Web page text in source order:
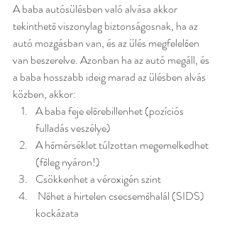
A baba autósülésben való alvása akkor
tekinthető viszonylag biztonságosnak, ha az
autó mozgásban van, és az ülés megfelelően
van beszerelve. Azonban ha az autó megáll, és
a baba hosszabb ideig marad az ülésben alvás
közben, akkor:
A baba feje előrebillenhet (pozíciós
fulladás veszélye)
A hőmérséklet túlzottan megemelkedhet
(főleg nyáron!)
Csökkenhet a véroxigén szint
kockázata